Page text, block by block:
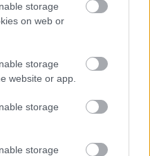
storage
on web or
storage
website or app.
storage
storage